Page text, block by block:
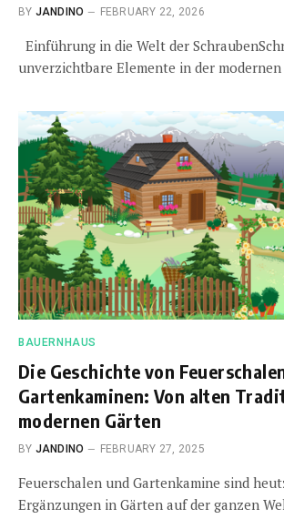
BY JANDINO FEBRUARY 22, 2026
Einführung in die Welt der
unverzichtbare Elemente in der
BAUERNHAUS
Die Geschichte von
Gartenkaminen: Von alten
modernen Gärten
BY JANDINO FEBRUARY 27, 2025
Feuerschalen und Gartenkamine sind
Ergänzungen in Gärten auf der ganzen